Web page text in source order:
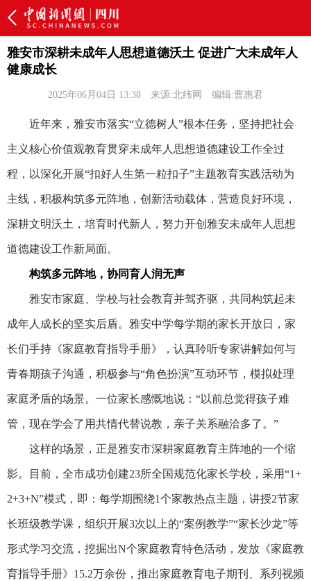
雅安市深耕未成年人思想道德沃土 促进广大未成年人
健康成长
2025年06月04日 13:38 来源:北纬网 编辑:曹惠君
近年来，雅安市落实“立德树人”根本任务，坚持把社会
主义核心价值观教育贯穿未成年人思想道德建设工作全过
程，以深化开展“扣好人生第一粒扣子”主题教育实践活动为
主线，积极构筑多元阵地，创新活动载体，营造良好环境，
深耕文明沃土，培育时代新人，努力开创雅安未成年人思想
道德建设工作新局面。
构筑多元阵地，协同育人润无声
雅安市家庭、学校与社会教育并驾齐驱，共同构筑起未
成年人成长的坚实后盾。雅安中学每学期的家长开放日，家
长们手持《家庭教育指导手册》，认真聆听专家讲解如何与
青春期孩子沟通，积极参与“角色扮演”互动环节，模拟处理
家庭矛盾的场景。一位家长感慨地说：“以前总觉得孩子难
管，现在学会了用共情代替说教，亲子关系融洽多了。”
这样的场景，正是雅安市深耕家庭教育主阵地的一个缩
影。目前，全市成功创建23所全国规范化家长学校，采用“1+
2+3+N”模式，即：每学期围绕1个家教热点主题，讲授2节家
长班级教学课，组织开展3次以上的“案例教学”“家长沙龙”等
形式学习交流，挖掘出N个家庭教育特色活动，发放《家庭教
育指导手册》15.2万余份，推出家庭教育电子期刊、系列视频